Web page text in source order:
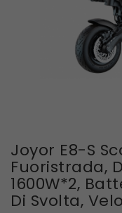
Joyor E8-S
Fuoristrada,
1600W*2,
Di Svolta,